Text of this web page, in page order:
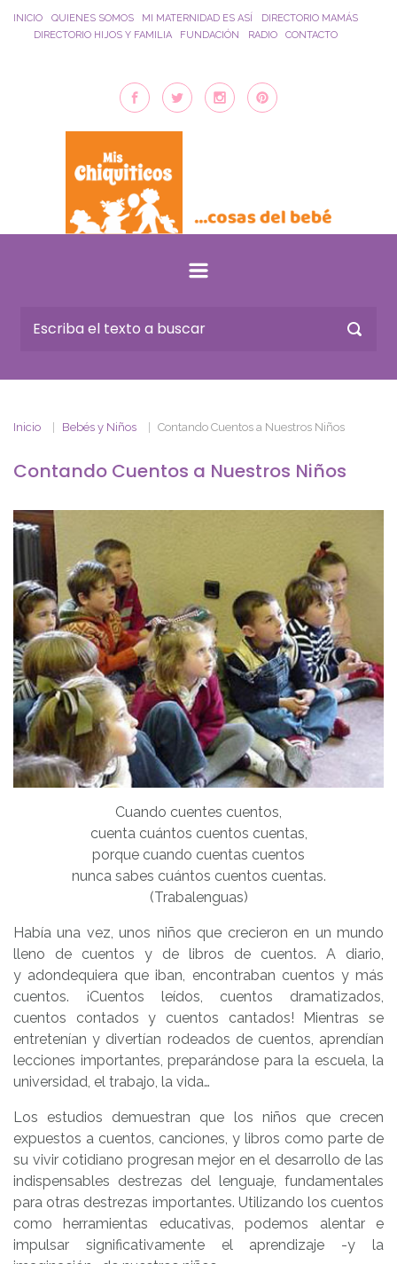
Saltar al contenido principal
INICIO QUIENES SOMOS MI MATERNIDAD ES ASÍ
DIRECTORIO MAMÁS
DIRECTORIO HIJOS Y FAMILIA
FUNDACIÓN RADIO CONTACTO
Inicio Bebés y Niños Contando Cuentos a Nuestros Niños
Contando Cuentos a Nuestros Niños
Cuando cuentes cuentos,
cuenta cuántos cuentos cuentas,
porque cuando cuentas cuentos
nunca sabes cuántos cuentos cuentas.
(Trabalenguas)
Había una vez, unos niños que crecieron en un mundo
lleno de cuentos y de libros de cuentos. A diario,
y adondequiera que iban, encontraban cuentos y más
cuentos. ¡Cuentos leídos, cuentos dramatizados,
cuentos contados y cuentos cantados! Mientras se
entretenían y divertían rodeados de cuentos, aprendían
lecciones importantes, preparándose para la escuela, la
universidad, el trabajo, la vida…
Los estudios demuestran que los niños que crecen
expuestos a cuentos, canciones, y libros como parte de
su vivir cotidiano progresan mejor en el desarrollo de las
indispensables destrezas del lenguaje, fundamentales
para otras destrezas importantes. Utilizando los cuentos
como herramientas educativas, podemos alentar e
impulsar significativamente el aprendizaje -y la